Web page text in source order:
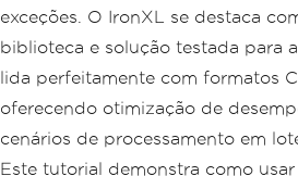
exceções. O IronXL se destaca
biblioteca e solução testada para
lida perfeitamente com formatos
oferecendo otimização de
cenários de processamento em
Este tutorial demonstra como usar